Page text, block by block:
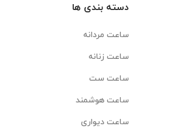
دسته بندی ها
ساعت مردانه
ساعت زنانه
ساعت ست
ساعت هوشمند
ساعت دیواری